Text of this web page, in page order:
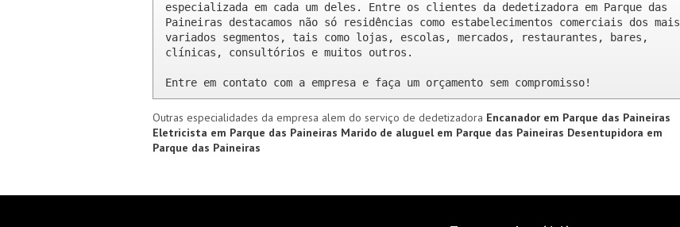
especializada em cada um deles. Entre os clientes da dedetizadora em Parque das
Paineiras destacamos não só residências como estabelecimentos comerciais dos mais
variados segmentos, tais como lojas, escolas, mercados, restaurantes, bares,
clínicas, consultórios e muitos outros.
Entre em contato com a empresa e faça um orçamento sem compromisso!
Outras especialidades da empresa alem do serviço de dedetizadora Encanador em Parque das Paineiras
Eletricista em Parque das Paineiras Marido de aluguel em Parque das Paineiras Desentupidora em
Parque das Paineiras